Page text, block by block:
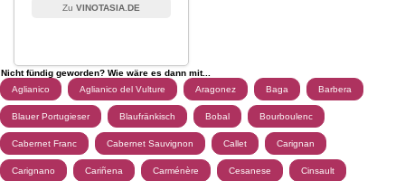
VINOTASIA.DE
Nicht fündig geworden? Wie wäre es dann mit...
Aglianico
Aglianico del Vulture Aragonez Baga Barbera
Blauer Portugieser Blaufränkisch Bobal Bourboulenc
Cabernet Franc Cabernet Sauvignon Callet Carignan
Carignano Cariñena Carménère Cesanese Cinsault